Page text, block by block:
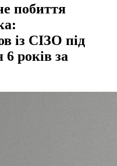
побиття
із СІЗО під
років за